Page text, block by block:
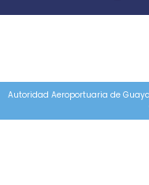
Autoridad Aeroportuaria de